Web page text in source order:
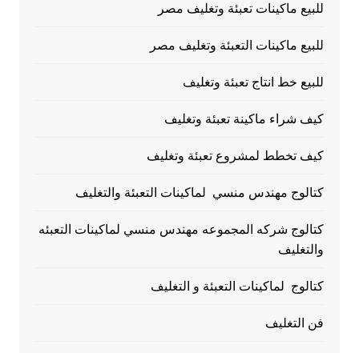
للبيع ماكينات تعبئة وتغليف مصر
للبيع ماكينات التعبئة وتغليف مصر
للبيع خط انتاج تعبئة وتغليف
كيف شراء ماكينة تعبئة وتغليف
كيف تخطط لمشروع تعبئة وتغليف
كتالوج مهندس منسي لماكينات التعبئة والتغليف
كتالوج شركه المجموعه مهندس منسي لماكينات التعبئه
والتغليف
كتالوج لماكينات التعبئة و التغليف
فن التغليف